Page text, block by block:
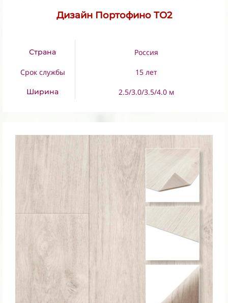
Дизайн Портофино ТО2
Страна
Срок службы
Ширина
Россия
15 лет
2.5/3.0/3.5/4.0 м